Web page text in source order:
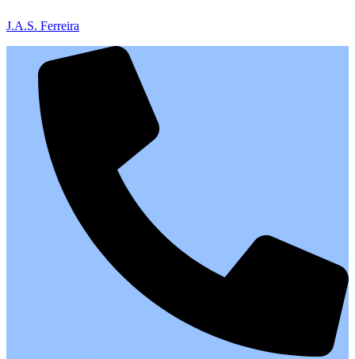
J.A.S. Ferreira